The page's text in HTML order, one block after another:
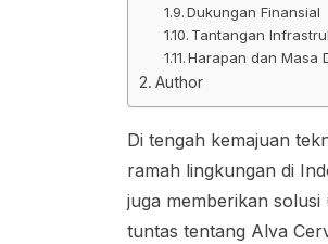
Dukungan Finansial
Tantangan
Harapan dan Masa
Author
Di tengah kemajuan
ramah lingkungan di
juga memberikan
tuntas tentang Alva